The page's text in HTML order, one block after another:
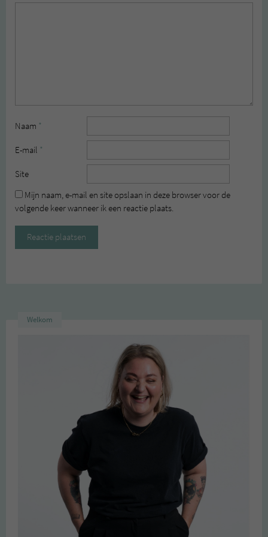
Naam *
E-mail *
Site
Mijn naam, e-mail en site opslaan in deze browser voor de
volgende keer wanneer ik een reactie plaats.
Welkom